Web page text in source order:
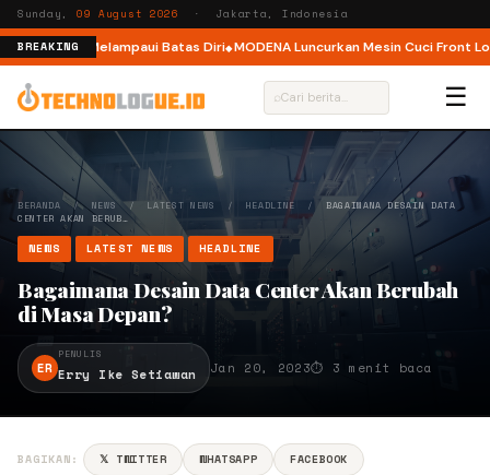
Sunday, 09 August 2026 · Jakarta, Indonesia
BREAKING
Pelari Melampaui Batas Diri MODENA Luncurkan Mesin Cuci Front
⌕ ☰
BERANDA / NEWS/ LATEST NEWS / HEADLINE /BAGAIMANA DESAIN DATA
CENTER AKAN BERUB…
NEWS LATEST NEWS HEADLINE
Bagaimana Desain Data Center Akan Berubah
di Masa Depan?
ER
PENULIS
Erry Ike Setiawan Jan 20, 2023⏱ 3 menit baca
BAGIKAN: 𝕏 TWITTER WHATSAPP
FACEBOOK